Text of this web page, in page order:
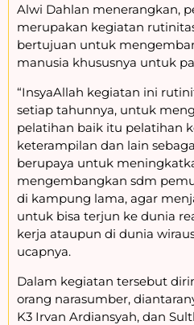
Alwi Dahlan menerangkan,
merupakan kegiatan
bertujuan untuk
manusia khususnya untuk
“InsyaAllah kegiatan ini
setiap tahunnya, untuk
pelatihan baik itu pelatihan
keterampilan dan lain
berupaya untuk
mengembangkan sdm
di kampung lama, agar
untuk bisa terjun ke dunia
kerja ataupun di dunia
ucapnya.
Dalam kegiatan tersebut
orang narasumber,
K3 Irvan Ardiansyah, dan